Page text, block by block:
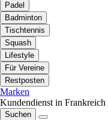
Padel
Badminton
Tischtennis
Squash
Lifestyle
Für Vereine
Restposten
Marken
Kundendienst in Frankreich
Suchen